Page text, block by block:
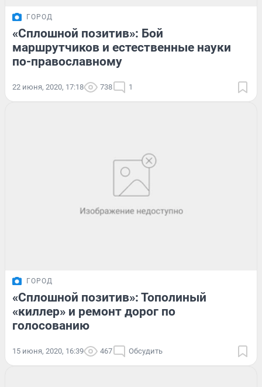
ГОРОД
«Сплошной позитив»: Бой
маршрутчиков и естественные науки
по-православному
22 июня, 2020, 17:18 738 1
ГОРОД
«Сплошной позитив»: Тополиный
«киллер» и ремонт дорог по
голосованию
15 июня, 2020, 16:39 467 Обсудить